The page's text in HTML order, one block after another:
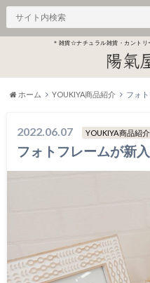
＊雑貨☆ナチュラル雑貨・カント
ホーム YOUKIYA商品紹介 フォ
2022.06.07 YOUKIYA商品紹介
フォトフレームが新